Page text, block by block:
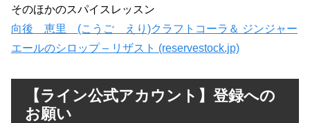
そのほかのスパイスレッスン
向後 恵里 (こうご えり)クラフトコーラ＆ ジンジャー
エールのシロップ – リザスト (reservestock.jp)
【ライン公式アカウント】登録への
お願い